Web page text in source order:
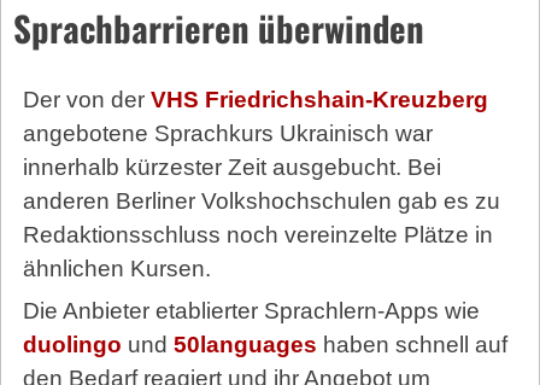
Sprachbarrieren überwinden
Der von der VHS Friedrichshain-Kreuzberg
angebotene Sprachkurs Ukrainisch war
innerhalb kürzester Zeit ausgebucht. Bei
anderen Berliner Volkshochschulen gab es zu
Redaktionsschluss noch vereinzelte Plätze in
ähnlichen Kursen.
Die Anbieter etablierter Sprachlern-Apps wie
duolingo und 50languages haben schnell auf
den Bedarf reagiert und ihr Angebot um